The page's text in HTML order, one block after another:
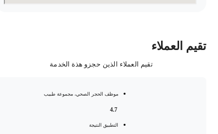
العملاء
تقيم العملاء الذين حجزو هذة الخدمة
موظف الحجر الصحي، مجموعة طبيب
التطبيق النتيجة